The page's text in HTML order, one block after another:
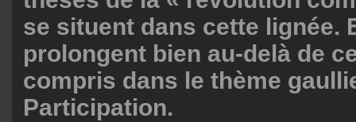
se situent dans cette lignée.
prolongent bien au-delà de
compris dans le thème
Participation.